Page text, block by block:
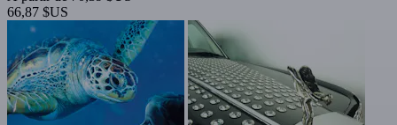
66,87 $US